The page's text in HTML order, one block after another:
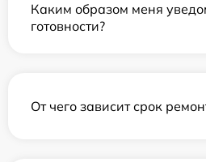
Каким образом меня
готовности?
От чего зависит срок